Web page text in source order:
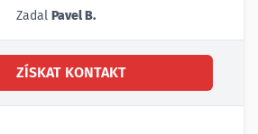
Zadal Pavel B.
ZÍSKAT KONTAKT